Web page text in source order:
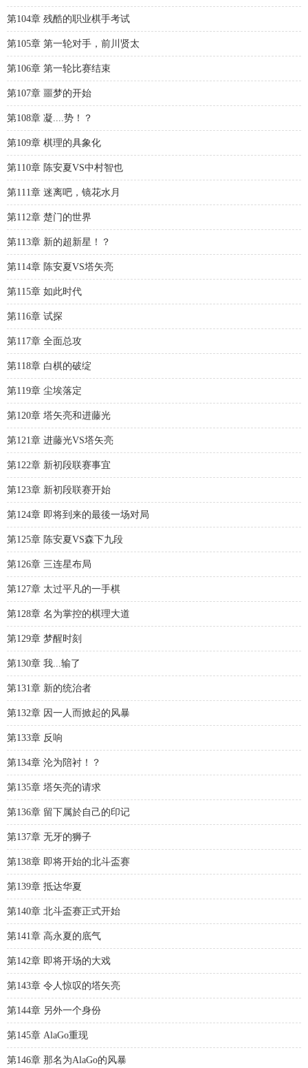
第104章 残酷的职业棋手考试
第105章 第一轮对手，前川贤太
第106章 第一轮比赛结束
第107章 噩梦的开始
第108章 凝....势！？
第109章 棋理的具象化
第110章 陈安夏VS中村智也
第111章 迷离吧，镜花水月
第112章 楚门的世界
第113章 新的超新星！？
第114章 陈安夏VS塔矢亮
第115章 如此时代
第116章 试探
第117章 全面总攻
第118章 白棋的破绽
第119章 尘埃落定
第120章 塔矢亮和进藤光
第121章 进藤光VS塔矢亮
第122章 新初段联赛事宜
第123章 新初段联赛开始
第124章 即将到来的最後一场对局
第125章 陈安夏VS森下九段
第126章 三连星布局
第127章 太过平凡的一手棋
第128章 名为掌控的棋理大道
第129章 梦醒时刻
第130章 我...输了
第131章 新的统治者
第132章 因一人而掀起的风暴
第133章 反响
第134章 沦为陪衬！？
第135章 塔矢亮的请求
第136章 留下属於自己的印记
第137章 无牙的狮子
第138章 即将开始的北斗盃赛
第139章 抵达华夏
第140章 北斗盃赛正式开始
第141章 高永夏的底气
第142章 即将开场的大戏
第143章 令人惊叹的塔矢亮
第144章 另外一个身份
第145章 AlaGo重现
第146章 那名为AlaGo的风暴